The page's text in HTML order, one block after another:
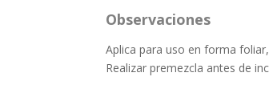
Observaciones
Aplica para uso en forma
Realizar premezcla antes de